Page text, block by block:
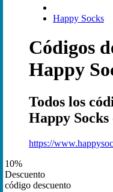
Happy Socks
Códigos
Happy
Todos los
Happy Socks
https://
10%
Descuento
código descuento